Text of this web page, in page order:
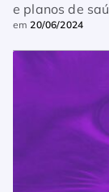
e planos de
vivem na
R$ […]
em20/06/2024